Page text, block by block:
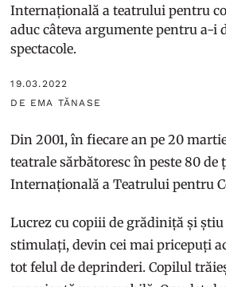
Internațională a teatrului pentru
aduc câteva argumente pentru a-i
spectacole.
19.03.2022
DE EMA TĂNASE
Din 2001, în fiecare an pe 20
teatrale sărbătoresc în peste 80 de
Internațională a Teatrului pentru
Lucrez cu copiii de grădiniță și știu
stimulați, devin cei mai pricepuți
tot felul de deprinderi. Copilul